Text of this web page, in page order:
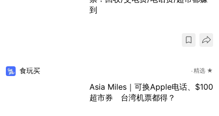
到
食玩买 精选 ★
Asia Miles｜可换Apple电话、$100
超市券 台湾机票都得？